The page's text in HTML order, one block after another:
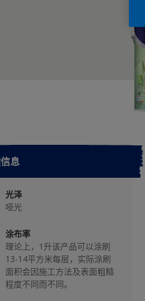
息
光泽
哑光
涂布率
理论上，1升该产品可以涂刷
13-14平方米每层，实际涂刷
面积会因施工方法及表面粗糙
程度不同而不同。